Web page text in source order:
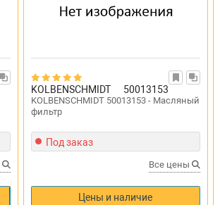
KOLBENSCHMIDT 50013153
KOLBENSCHMIDT 50013153 - Масляный
фильтр
Под заказ
Все цены
Цены и наличие